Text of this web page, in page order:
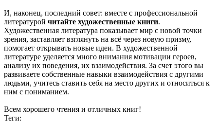
И, наконец, последний совет: вместе с профессиональной
литературой читайте художественные книги.
Художественная литература показывает мир с новой точки
зрения, заставляет взглянуть на всё через новую призму,
помогает открывать новые идеи. В художественной
литературе уделяется много внимания мотивации героев,
анализу их поведения, их взаимодействия. За счет этого вы
развиваете собственные навыки взаимодействия с другими
людьми, учитесь ставить себя на место других и относиться к
ним с пониманием.
Всем хорошего чтения и отличных книг!
Теги: